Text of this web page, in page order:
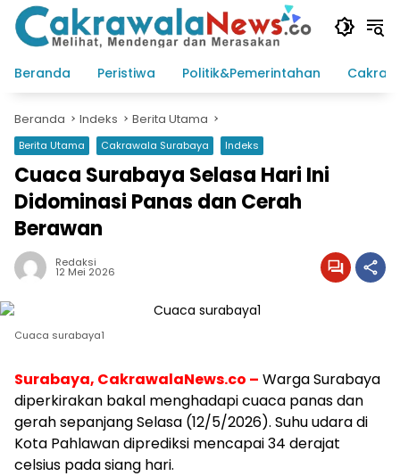
Langsung
konten
Beranda
Peristiwa Politik&Pemerintahan
Beranda Indeks Berita Utama
Berita Utama Cakrawala Surabaya Indeks
Cuaca Surabaya Selasa Hari Ini
Didominasi Panas dan Cerah
Berawan
Redaksi
12 Mei 2026
Cuaca surabaya1
Surabaya, CakrawalaNews.co – Warga Surabaya
diperkirakan bakal menghadapi cuaca panas dan
gerah sepanjang Selasa (12/5/2026). Suhu udara di
Kota Pahlawan diprediksi mencapai 34 derajat
celsius pada siang hari.